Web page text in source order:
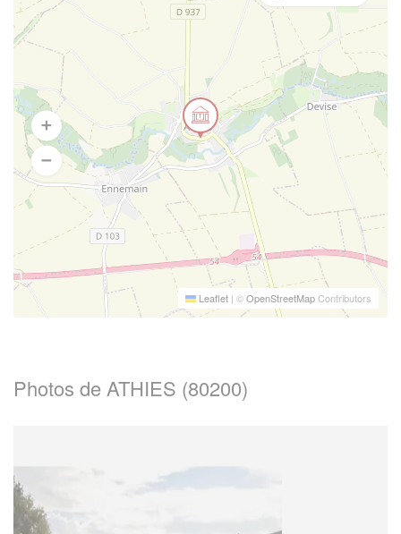
Leaflet | ©OpenStreetMapContributors
Photos de ATHIES (80200)